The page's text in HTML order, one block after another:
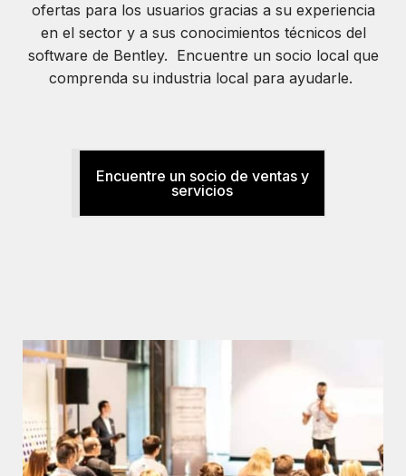
ofertas para los usuarios gracias a su experiencia
en el sector y a sus conocimientos técnicos del
software de Bentley. Encuentre un socio local que
comprenda su industria local para ayudarle.
Encuentre un socio de ventas y
servicios